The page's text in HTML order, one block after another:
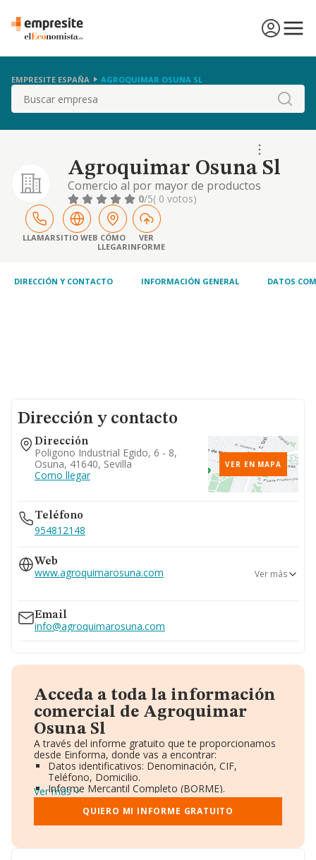
EMPRESITE ESPAÑA AGROQUIMAR OSUNA SL
Buscar
Agroquimar Osuna Sl
Comercio al por mayor de productos
químicos de todo tipo.
0/5( 0 votos)
LLAMARSITIO WEB CÓMO
LLEGAR
VER
INFORME
DIRECCIÓN Y CONTACTO INFORMACIÓN GENERAL DATOS
Dirección y contacto
Dirección
Poligono Industrial Egido, 6 - 8,
Osuna, 41640, Sevilla
Como llegar
VER EN MAPA
Teléfono
954812148
Web
www.agroquimarosuna.com Ver más
Email
info@agroquimarosuna.com
Acceda a toda la información
comercial de Agroquimar
Osuna Sl
A través del informe gratuito que te proporcionamos
desde Einforma, donde vas a encontrar:
Datos identificativos: Denominación, CIF,
Teléfono, Domicilio.
Informe Mercantil Completo (BORME).
Gráficos de Evolución Ventas y Empleados.
Consejo de Administración y Administradores.
Directivos y Ejecutivos.
Ver más
QUIERO MI INFORME GRATUITO